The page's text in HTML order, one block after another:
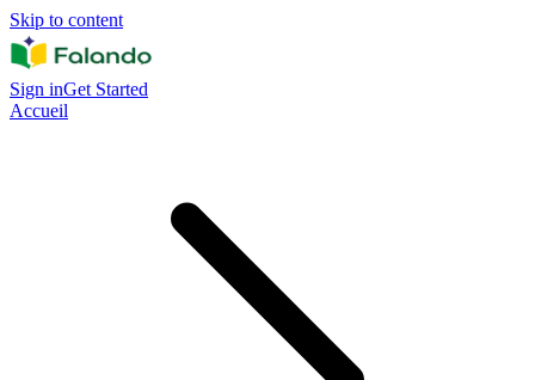
Skip to content
Sign inGet Started
Accueil